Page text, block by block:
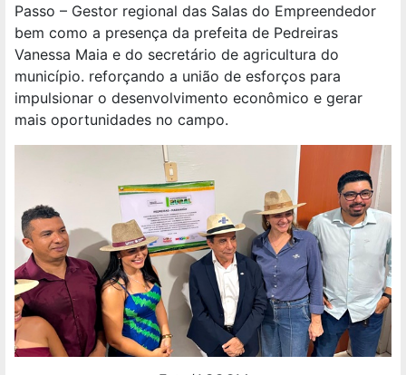
Passo – Gestor regional das Salas do Empreendedor
bem como a presença da prefeita de Pedreiras
Vanessa Maia e do secretário de agricultura do
município. reforçando a união de esforços para
impulsionar o desenvolvimento econômico e gerar
mais oportunidades no campo.